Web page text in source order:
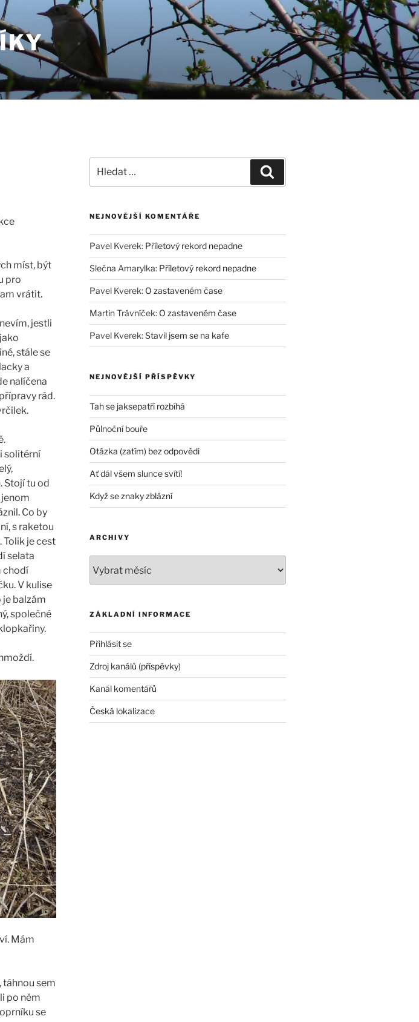
míst, být
pro
vrátit.
jestli
stále se
a
nalíčena
rád.
solitérní
Stojí tu od
jenom
Co by
s raketou
Tolik je cest
selata
chodí
V kulise
je balzám
společné
Mám
táhnou sem
po něm
se
NEJNOVĚJŠÍ KOMENTÁŘE
Pavel Kverek: Příletový rekord nepadne
Slečna Amarylka: Příletový rekord nepadne
Pavel Kverek: O zastaveném čase
Martin Trávníček: O zastaveném čase
Pavel Kverek:Stavil jsem se na kafe
NEJNOVĚJŠÍ PŘÍSPĚVKY
Tah se jaksepatří rozbíhá
Půlnoční bouře
Otázka (zatím) bez odpovědi
Ať dál všem slunce svítí!
Když se znaky zblázní
ARCHIVY
ZÁKLADNÍ INFORMACE
Přihlásit se
Zdroj kanálů (příspěvky)
Kanál komentářů
Česká lokalizace